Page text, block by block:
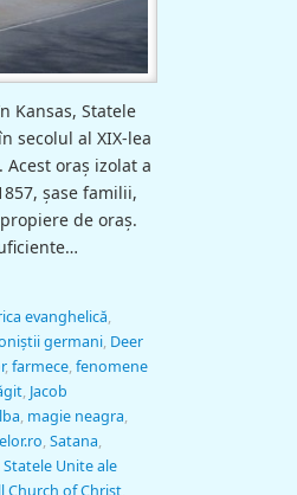
Kansas, Statele
secolul al XIX-lea
oraş izolat a
şase familii,
de oraş.
evanghelică,
germani, Deer
,farmece,fenomene
, Jacob
, magie neagra,
,Satana,
Statele Unite ale